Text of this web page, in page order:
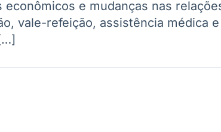
e
de
notícias
Widgets
Componentes
para conteúdos e
Wallboard
Conteúdos e
econômicos e mudanças nas
vale-refeição, assistência médica